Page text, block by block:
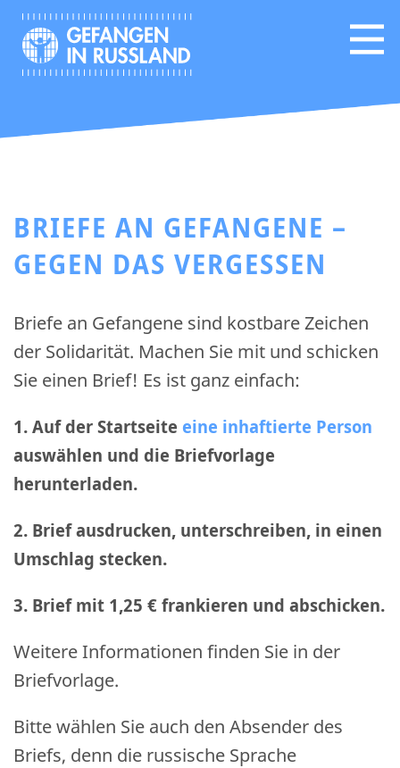
BRIEFE AN GEFANGENE –
GEGEN DAS VERGESSEN
Briefe an Gefangene sind kostbare Zeichen
der Solidarität. Machen Sie mit und schicken
Sie einen Brief! Es ist ganz einfach:
1. Auf der Startseite eine inhaftierte Person
auswählen und die Briefvorlage
herunterladen.
2. Brief ausdrucken, unterschreiben, in einen
Umschlag stecken.
3. Brief mit 1,25 € frankieren und abschicken.
Weitere Informationen finden Sie in der
Briefvorlage.
Bitte wählen Sie auch den Absender des
Briefs, denn die russische Sprache